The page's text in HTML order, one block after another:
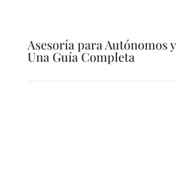
Asesoría para Autónomos
Una Guía Completa